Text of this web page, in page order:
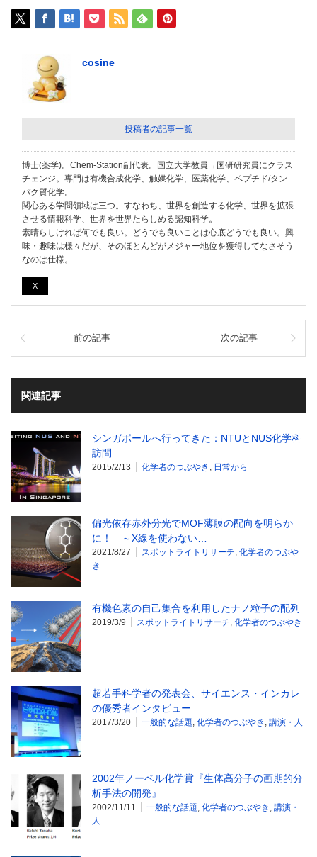
cosine
投稿者の記事一覧
博士(薬学)。Chem-Station副代表。国立大学教員→国研研究員にクラス
チェンジ。専門は有機合成化学、触媒化学、医薬化学、ペプチド/タン
パク質化学。
関心ある学問領域は三つ。すなわち、世界を創造する化学、世界を拡張
させる情報科学、世界を世界たらしめる認知科学。
素晴らしければ何でも良い。どうでも良いことは心底どうでも良い。興
味・趣味は様々だが、そのほとんどがメジャー地位を獲得してなさそう
なのは仕様。
X
前の記事 次の記事
関連記事
シンガポールへ行ってきた：NTUとNUS化学科
訪問
2015/2/13 化学者のつぶやき , 日常から
偏光依存赤外分光でMOF薄膜の配向を明らか
に！ ～X線を使わない…
2021/8/27 スポットライトリサーチ, 化学者のつぶや
き
有機色素の自己集合を利用したナノ粒子の配列
2019/3/9 スポットライトリサーチ, 化学者のつぶやき
超若手科学者の発表会、サイエンス・インカレ
の優秀者インタビュー
2017/3/20 一般的な話題, 化学者のつぶやき , 講演・人
2002年ノーベル化学賞『生体高分子の画期的分
析手法の開発』
2002/11/11 一般的な話題, 化学者のつぶやき , 講演・
人